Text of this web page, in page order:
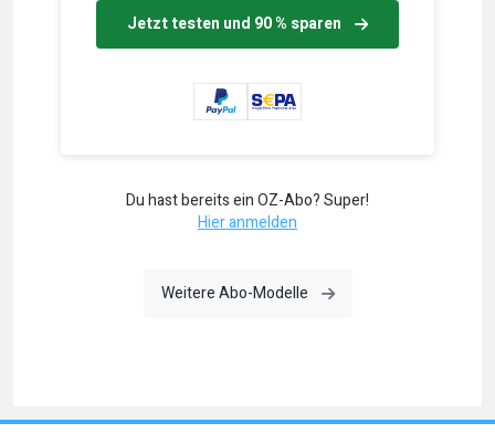
Jetzt testen und 90 % sparen
Du hast bereits ein OZ-Abo? Super!
Hier anmelden
Weitere Abo-Modelle